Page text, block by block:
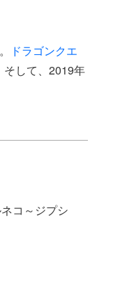
ドラゴンクエ
して、2019年
コ～ジプシ